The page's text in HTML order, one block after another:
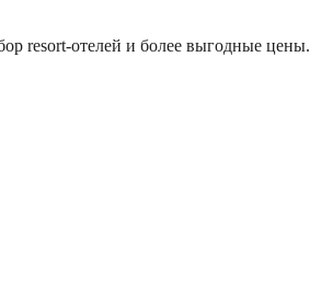
resort-отелей и более выгодные цены.